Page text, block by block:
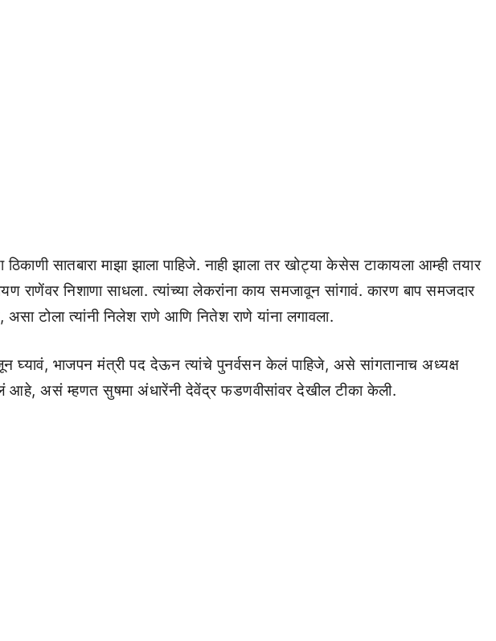
ठिकाणी सातबारा माझा झाला पाहिजे. नाही झाला तर खोट्या केसेस टाकायला आम्ही तयार
राणेंवर निशाणा साधला. त्यांच्या लेकरांना काय समजावून सांगावं. कारण बाप समजदार
टोला त्यांनी निलेश राणे आणि नितेश राणे यांना लगावला.
घ्यावं, भाजपन मंत्री पद देऊन त्यांचे पुनर्वसन केलं पाहिजे, असे सांगतानाच अध्यक्ष
आहे, असं म्हणत सुषमा अंधारेंनी देवेंद्र फडणवीसांवर देखील टीका केली.